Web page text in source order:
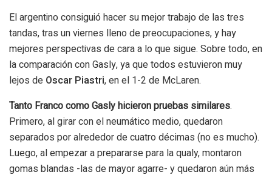
El argentino consiguió hacer su mejor trabajo de las tres
tandas, tras un viernes lleno de preocupaciones, y hay
mejores perspectivas de cara a lo que sigue. Sobre todo, en
la comparación con Gasly, ya que todos estuvieron muy
lejos de Oscar Piastri, en el 1-2 de McLaren.
Tanto Franco como Gasly hicieron pruebas similares.
Primero, al girar con el neumático medio, quedaron
separados por alrededor de cuatro décimas (no es mucho).
Luego, al empezar a prepararse para la qualy, montaron
gomas blandas -las de mayor agarre- y quedaron aún más